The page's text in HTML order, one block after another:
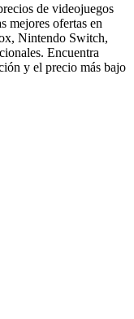
de videojuegos
mejores ofertas en
Nintendo Switch,
Encuentra
y el precio más bajo